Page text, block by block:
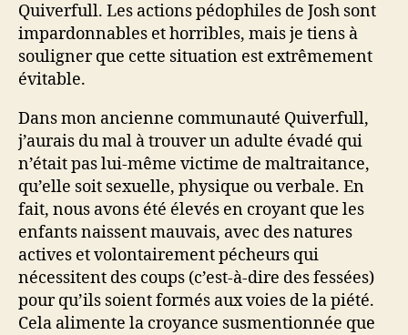
Quiverfull. Les actions pédophiles de Josh sont
impardonnables et horribles, mais je tiens à
souligner que cette situation est extrêmement
évitable.
Dans mon ancienne communauté Quiverfull,
j’aurais du mal à trouver un adulte évadé qui
n’était pas lui-même victime de maltraitance,
qu’elle soit sexuelle, physique ou verbale. En
fait, nous avons été élevés en croyant que les
enfants naissent mauvais, avec des natures
actives et volontairement pécheurs qui
nécessitent des coups (c’est-à-dire des fessées)
pour qu’ils soient formés aux voies de la piété.
Cela alimente la croyance susmentionnée que